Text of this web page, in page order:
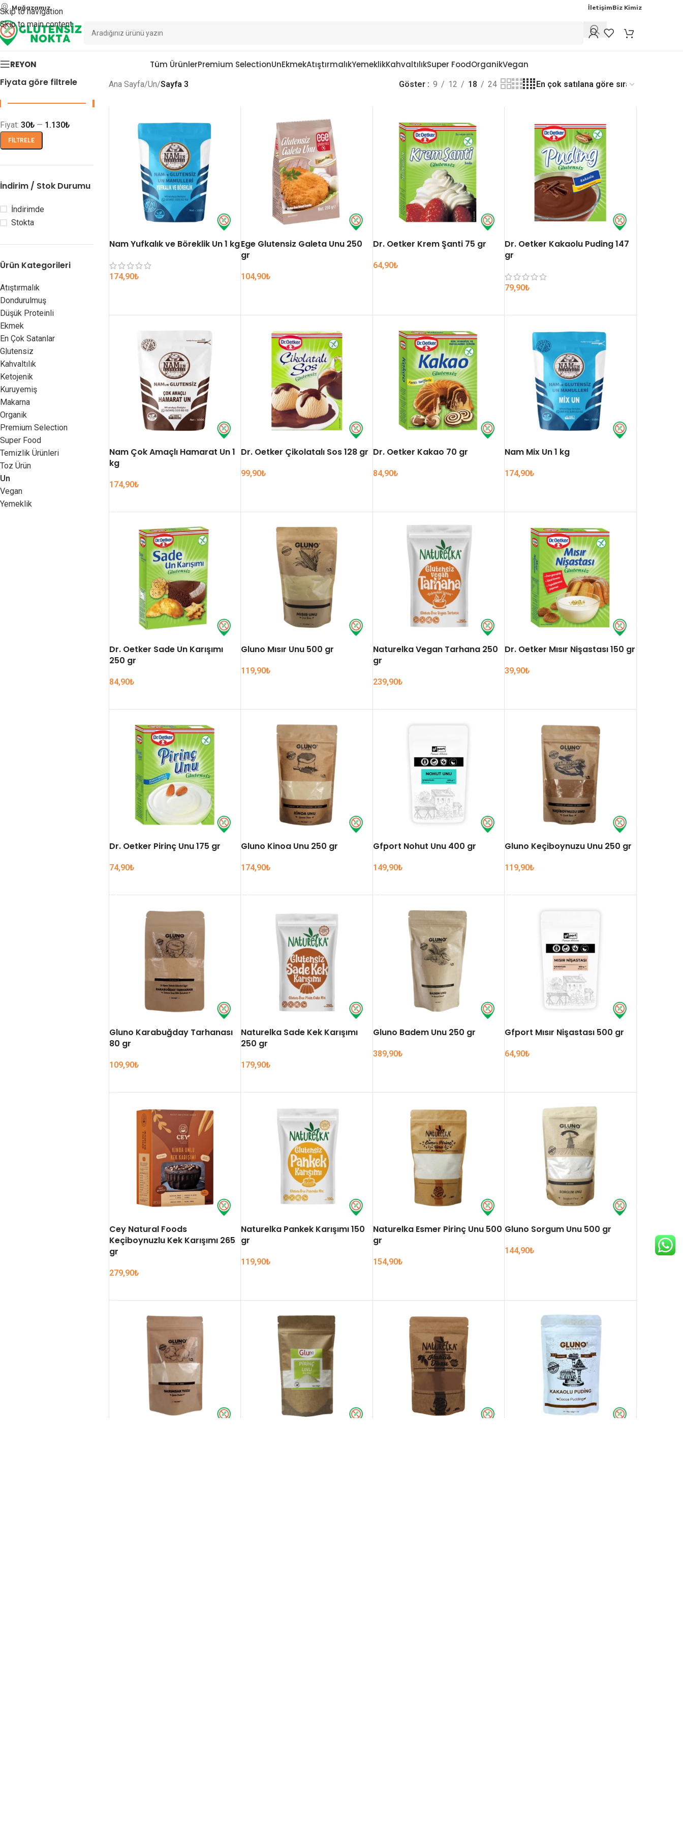
Skip to navigation
Skip to main content
Mağazamız İletişimBiz Kimiz
REYON Tüm ÜrünlerPremium SelectionUnEkmekAtıştırmalıkYemeklikKahvaltılıkSuper FoodOrganikVegan
Fiyata göre filtrele
FILTRELE
Fiyat: 30₺ — 1.130₺
İndirim / Stok Durumu
İndirimde
Stokta
Ürün Kategorileri
Atıştırmalık
Dondurulmuş
Düşük Proteinli
Ekmek
En Çok Satanlar
Glutensiz
Kahvaltılık
Ketojenik
Kuruyemiş
Makarna
Organik
Premium Selection
Super Food
Temizlik Ürünleri
Toz Ürün
Un
Vegan
Yemeklik
Ana Sayfa/Un/Sayfa 3 Göster 9 12 18 24
Nam Yufkalık ve Böreklik Un 1 kg
174,90₺
Ege Glutensiz Galeta Unu 250
gr
104,90₺
Dr. Oetker Krem Şanti 75 gr
64,90₺
Dr. Oetker Kakaolu Puding 147
gr
79,90₺
Nam Çok Amaçlı Hamarat Un 1
kg
174,90₺
Dr. Oetker Çikolatalı Sos 128 gr
99,90₺
Dr. Oetker Kakao 70 gr
84,90₺
Nam Mix Un 1 kg
174,90₺
Dr. Oetker Sade Un Karışımı
250 gr
84,90₺
Gluno Mısır Unu 500 gr
119,90₺
Naturelka Vegan Tarhana 250
gr
239,90₺
Dr. Oetker Mısır Nişastası 150 gr
39,90₺
Dr. Oetker Pirinç Unu 175 gr
74,90₺
Gluno Kinoa Unu 250 gr
174,90₺
Gfport Nohut Unu 400 gr
149,90₺
Gluno Keçiboynuzu Unu 250 gr
119,90₺
Gluno Karabuğday Tarhanası
80 gr
109,90₺
Naturelka Sade Kek Karışımı
250 gr
179,90₺
Gluno Badem Unu 250 gr
389,90₺
Gfport Mısır Nişastası 500 gr
64,90₺
Cey Natural Foods
Keçiboynuzlu Kek Karışımı 265
gr
279,90₺
Naturelka Pankek Karışımı 150
gr
119,90₺
Naturelka Esmer Pirinç Unu 500
gr
154,90₺
Gluno Sorgum Unu 500 gr
144,90₺